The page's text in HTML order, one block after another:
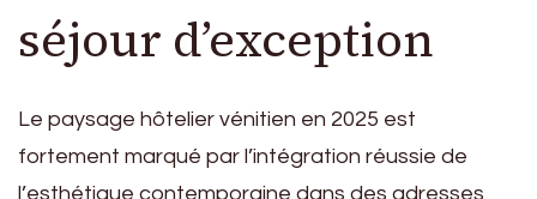
séjour d’exception
Le paysage hôtelier vénitien en 2025 est
fortement marqué par l’intégration réussie de
l’esthétique contemporaine dans des adresses